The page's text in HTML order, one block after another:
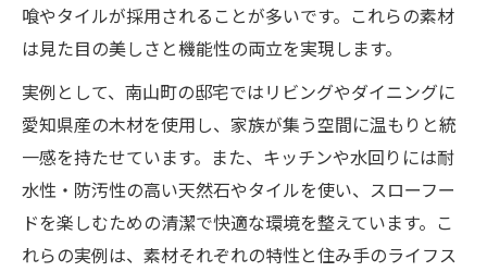
喰やタイルが採用されることが多いです。これらの素材
は見た目の美しさと機能性の両立を実現します。
実例として、南山町の邸宅ではリビングやダイニングに
愛知県産の木材を使用し、家族が集う空間に温もりと統
一感を持たせています。また、キッチンや水回りには耐
水性・防汚性の高い天然石やタイルを使い、スローフー
ドを楽しむための清潔で快適な環境を整えています。こ
れらの実例は、素材それぞれの特性と住み手のライフス